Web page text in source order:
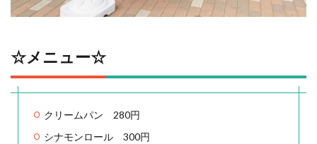
☆メニュー☆
クリームパン 280円
シナモンロール 300円